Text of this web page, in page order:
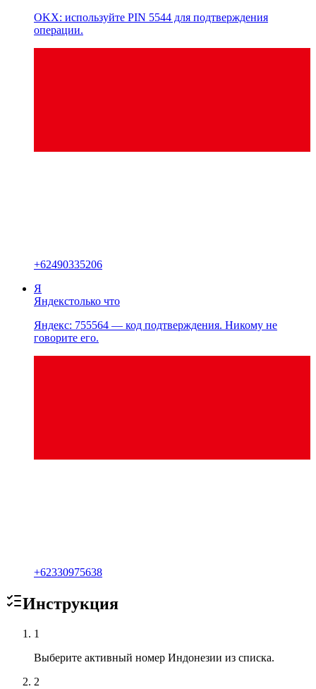
OKX: используйте PIN 5544 для подтверждения
операции.
+62490335206
Я
Яндекстолько что
Яндекс: 755564 — код подтверждения. Никому не
говорите его.
+62330975638
Инструкция
1
Выберите активный номер Индонезии из списка.
2